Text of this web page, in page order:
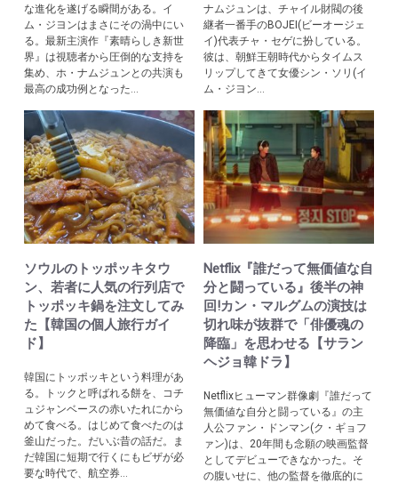
な進化を遂げる瞬間がある。イ
ム・ジヨンはまさにその渦中にい
る。最新主演作『素晴らしき新世
界』は視聴者から圧倒的な支持を
集め、ホ・ナムジュンとの共演も
最高の成功例となった...
ナムジュンは、チャイル財閥の後
継者一番手のBOJEI(ビーオージェ
イ)代表チャ・セゲに扮している。
彼は、朝鮮王朝時代からタイムス
リップしてきて女優シン・ソリ(イ
ム・ジヨン...
ソウルのトッポッキタウ
ン、若者に人気の行列店で
トッポッキ鍋を注文してみ
た【韓国の個人旅行ガイ
ド】
韓国にトッポッキという料理があ
る。トックと呼ばれる餅を、コチ
ュジャンベースの赤いたれにから
めて食べる。はじめて食べたのは
釜山だった。だいぶ昔の話だ。ま
だ韓国に短期で行くにもビザが必
要な時代で、航空券...
Netflix『誰だって無価値な自
分と闘っている』後半の神
回!カン・マルグムの演技は
切れ味が抜群で「俳優魂の
降臨」を思わせる【サラン
ヘジョ韓ドラ】
Netflixヒューマン群像劇『誰だって
無価値な自分と闘っている』の主
人公ファン・ドンマン(ク・ギョフ
ァン)は、20年間も念願の映画監督
としてデビューできなかった。そ
の腹いせに、他の監督を徹底的に